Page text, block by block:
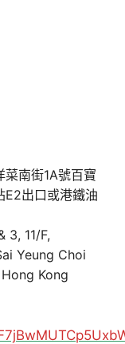
南街1A號百寶
E2出口或港鐵油
3, 11/F,
Yeung Choi
Kong